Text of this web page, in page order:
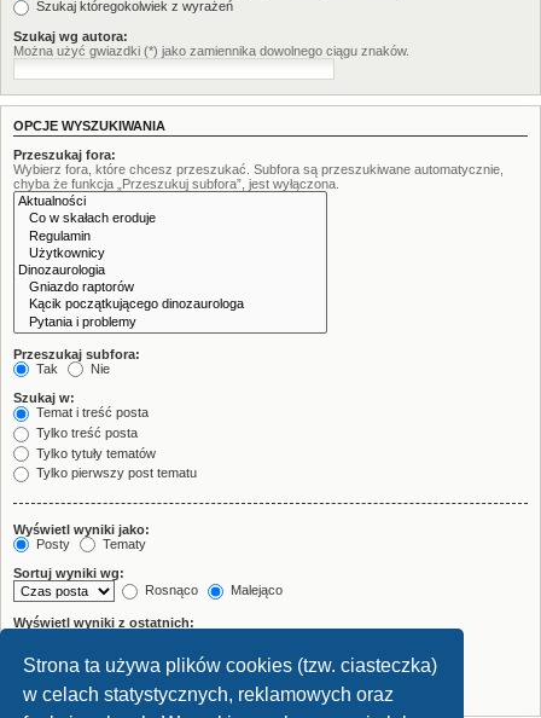
Strona ta używa plików cookies (tzw. ciasteczka)
w celach statystycznych, reklamowych oraz
Szukaj któregokolwiek z wyrażeń
Szukaj wg autora:
Można użyć gwiazdki (*) jako zamiennika dowolnego ciągu znaków.
OPCJE WYSZUKIWANIA
Przeszukaj fora:
Wybierz fora, które chcesz przeszukać. Subfora są przeszukiwane automatycznie,
chyba że funkcja „Przeszukuj subfora”, jest wyłączona.
Przeszukaj subfora:
Tak
Nie
Szukaj w:
Temat i treść posta
Tylko treść posta
Tylko tytuły tematów
Tylko pierwszy post tematu
Wyświetl wyniki jako:
Posty
Tematy
Sortuj wyniki wg:
Rosnąco
Malejąco
Wyświetl wyniki z ostatnich:
Wyświetl pierwsze:
znaków w poście